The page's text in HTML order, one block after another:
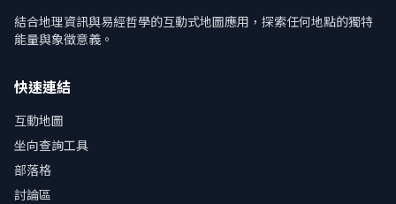
結合地理資訊與易經哲學的互動式地圖應用，探索任何地點的獨特
能量與象徵意義。
快速連結
互動地圖
坐向查詢工具
部落格
討論區